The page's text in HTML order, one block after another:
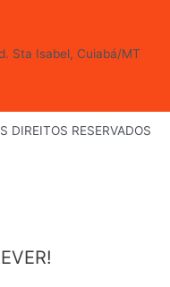
Sta Isabel, Cuiabá/MT
RESERVADOS